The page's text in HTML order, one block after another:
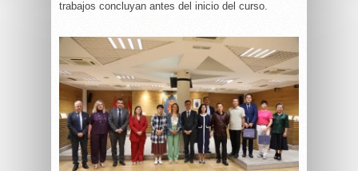
trabajos concluyan antes del inicio del curso.